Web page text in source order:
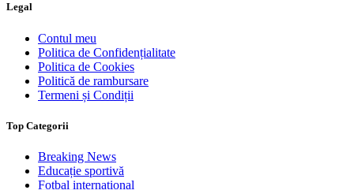
Legal
Contul meu
Politica de Confidențialitate
Politica de Cookies
Politică de rambursare
Termeni și Condiții
Top Categorii
Breaking News
Educație sportivă
Fotbal internațional